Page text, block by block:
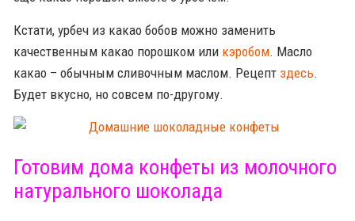
Кстати, урбеч из какао бобов можно заменить
качественным какао порошком или кэробом. Масло
какао – обычным сливочным маслом. Рецепт здесь.
Будет вкусно, но совсем по-другому.
Готовим дома конфеты из молочного
натурального шоколада